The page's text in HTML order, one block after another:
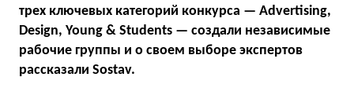
трех ключевых категорий конкурса — Advertising,
Design, Young & Students — создали независимые
рабочие группы и о своем выборе экспертов
рассказали Sostav.